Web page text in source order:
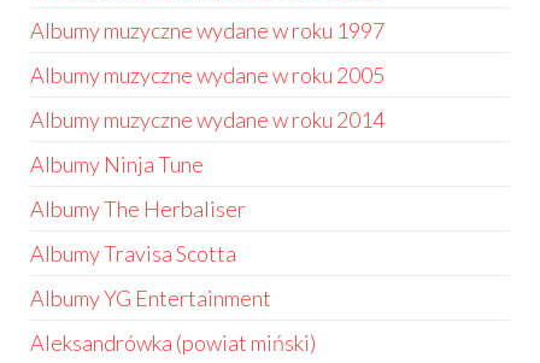
Albumy muzyczne wydane w roku 1997
Albumy muzyczne wydane w roku 2005
Albumy muzyczne wydane w roku 2014
Albumy Ninja Tune
Albumy The Herbaliser
Albumy Travisa Scotta
Albumy YG Entertainment
Aleksandrówka (powiat miński)